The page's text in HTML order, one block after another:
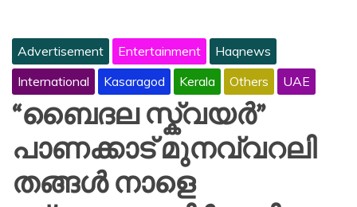
Advertisement Entertainment
Haqnews
International
Kasaragod Kerala Others UAE
“ബൈദല സ്ക്വയർ”
പാണക്കാട് മുനവ്വറലി
തങ്ങൾ നാളെ